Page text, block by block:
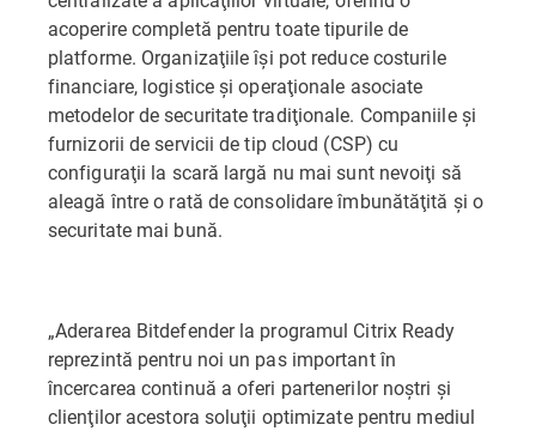
acoperire completă pentru toate tipurile de
platforme. Organizaţiile îşi pot reduce costurile
financiare, logistice şi operaţionale asociate
metodelor de securitate tradiţionale. Companiile şi
furnizorii de servicii de tip cloud (CSP) cu
configuraţii la scară largă nu mai sunt nevoiţi să
aleagă între o rată de consolidare îmbunătăţită şi o
securitate mai bună.
„Aderarea Bitdefender la programul Citrix Ready
reprezintă pentru noi un pas important în
încercarea continuă a oferi partenerilor noştri şi
clienţilor acestora soluţii optimizate pentru mediul